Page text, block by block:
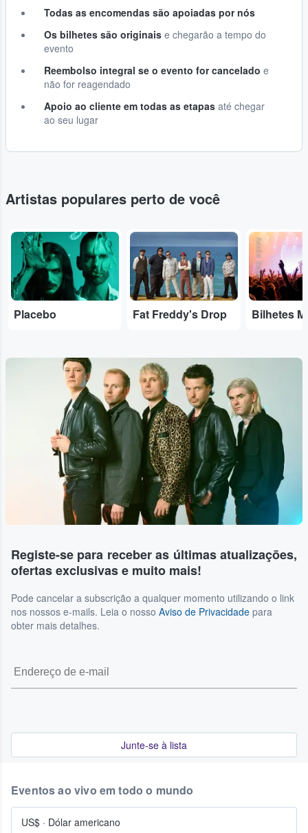
Todas as encomendas são apoiadas por nós
Os bilhetes são originais e chegarão a tempo do
evento
Reembolso integral se o evento for cancelado e
não for reagendado
Apoio ao cliente em todas as etapas até chegar
ao seu lugar
Artistas populares perto de você
...
Placebo
...
Fat Freddy's Drop
Adobe Stock
Bilhetes
Registe-se para receber as últimas atualizações,
ofertas exclusivas e muito mais!
Pode cancelar a subscrição a qualquer momento utilizando o link
nos nossos e-mails. Leia o nosso Aviso de Privacidade para
obter mais detalhes.
Junte-se à lista
Eventos ao vivo em todo o mundo
US$ · Dólar americano